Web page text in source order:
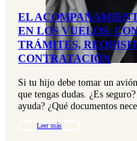
EL
EN LOS VUELOS:
TRÁMITES,
CONTRATACIÓN
Si tu hijo debe tomar un
que tengas dudas. ¿Es
ayuda? ¿Qué documentos
Leer más